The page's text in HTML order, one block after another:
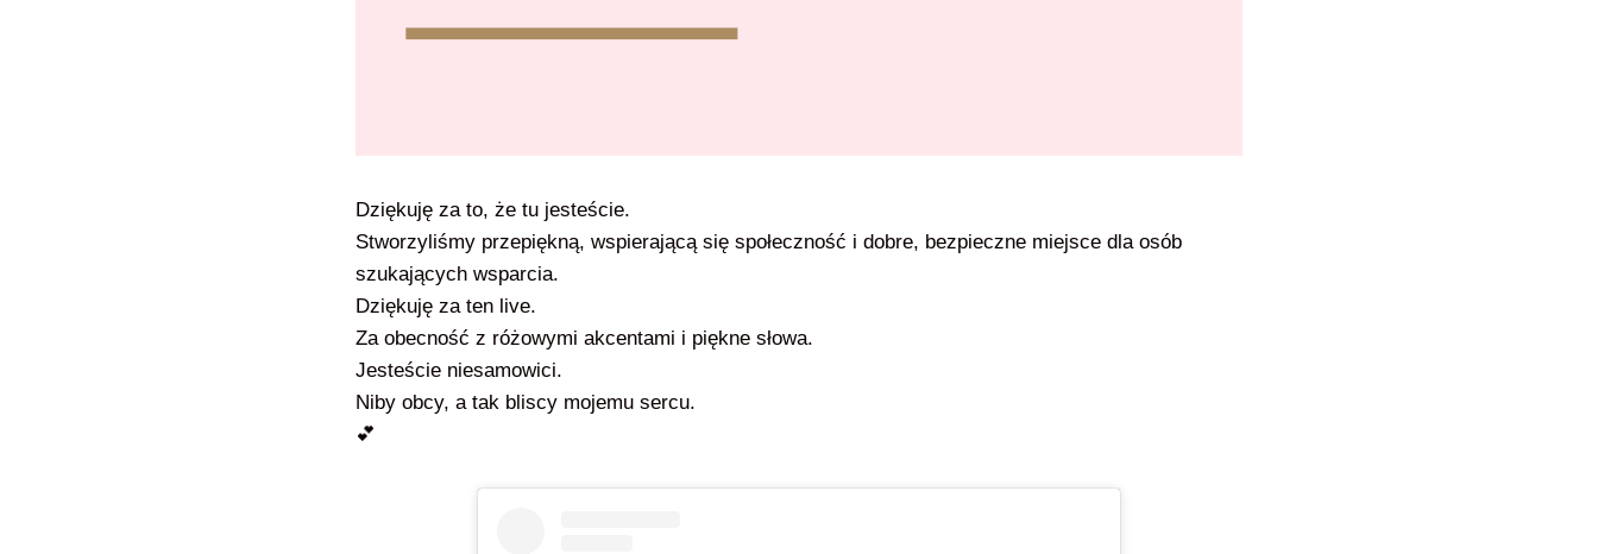
Dziękuję za to, że tu jesteście.
Stworzyliśmy przepiękną, wspierającą się społeczność i dobre, bezpieczne miejsce dla osób
szukających wsparcia.
Dziękuję za ten live.
Za obecność z różowymi akcentami i piękne słowa.
Jesteście niesamowici.
Niby obcy, a tak bliscy mojemu sercu.
💕